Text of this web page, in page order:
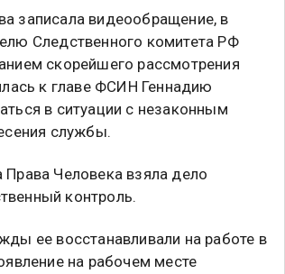
записала видеообращение, в
Следственного комитета РФ
скорейшего рассмотрения
к главе ФСИН Геннадию
в ситуации с незаконным
службы.
Человека взяла дело
контроль.
ее восстанавливали на работе в
на рабочем месте